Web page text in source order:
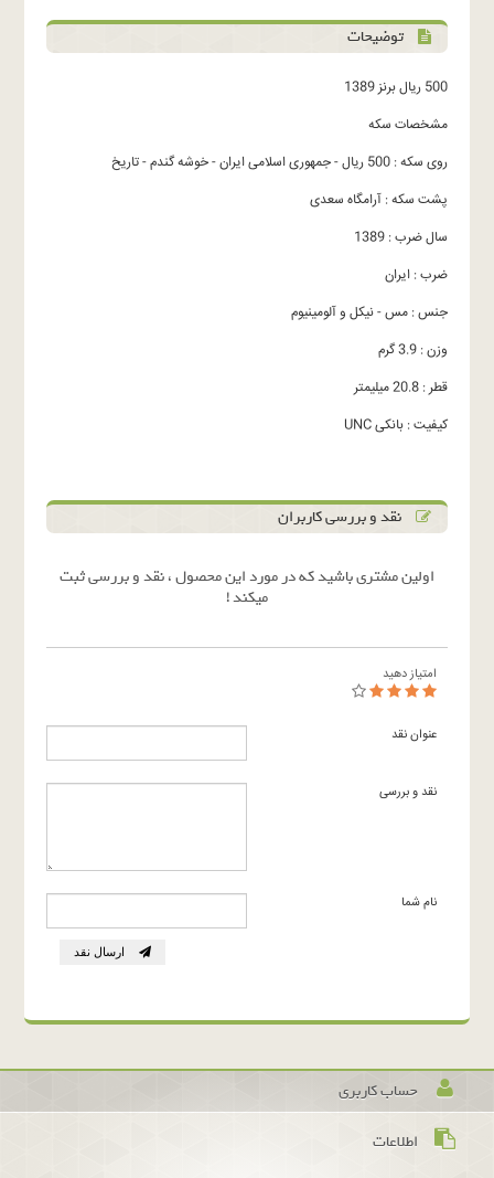
توضیحات
500 ریال برنز 1389
مشخصات سکه
روی سکه : 500 ریال - جمهوری اسلامی ایران - خوشه گندم - تاریخ
پشت سکه : آرامگاه سعدی
سال ضرب : 1389
ضرب : ایران
جنس : مس - نیکل و آلومینیوم
وزن : 3.9 گرم
قطر : 20.8 میلیمتر
کیفیت : بانکی UNC
نقد و بررسی کاربران
اولین مشتری باشید که در مورد این محصول ، نقد و بررسی ثبت
میکند !
امتیاز دهید
عنوان نقد
نقد و بررسی
نام شما
ارسال نقد
حساب کاربری
اطلاعات